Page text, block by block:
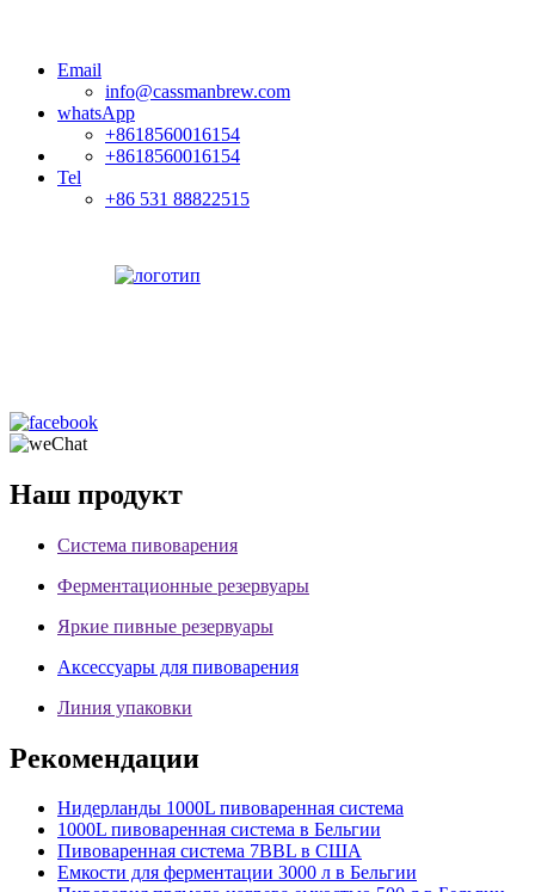
Email
info@cassmanbrew.com
whatsApp
+8618560016154
+8618560016154
Tel
+86 531 88822515
Наш продукт
Система пивоварения
Ферментационные резервуары
Яркие пивные резервуары
Аксессуары для пивоварения
Линия упаковки
Рекомендации
Нидерланды 1000L пивоваренная система
1000L пивоваренная система в Бельгии
Пивоваренная система 7BBL в США
Емкости для ферментации 3000 л в Бельгии